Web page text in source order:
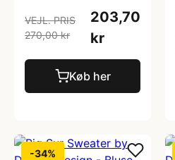
VEJL. PRIS
270,00 kr
203,70
kr
Køb her
-34%